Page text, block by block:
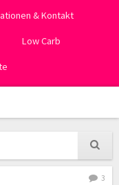
& Kontakt
Low Carb
3